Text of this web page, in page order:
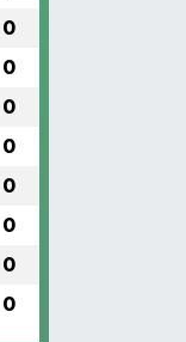
0
0
0
0
0
0
0
0